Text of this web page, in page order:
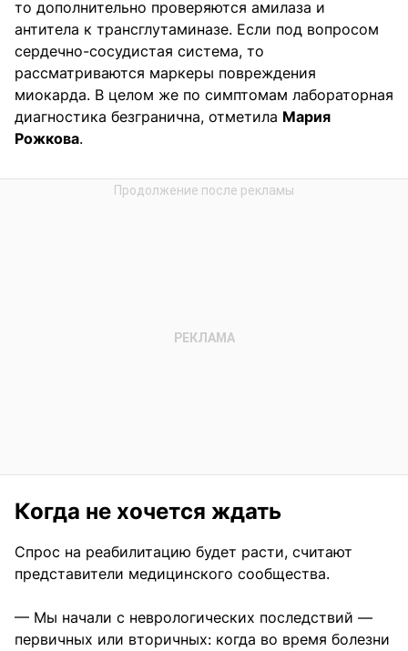
то дополнительно проверяются амилаза и
антитела к трансглутаминазе. Если под вопросом
сердечно-сосудистая система, то
рассматриваются маркеры повреждения
миокарда. В целом же по симптомам лабораторная
диагностика безгранична, отметила Мария
Рожкова.
Когда не хочется ждать
Спрос на реабилитацию будет расти, считают
представители медицинского сообщества.
— Мы начали с неврологических последствий —
первичных или вторичных: когда во время болезни